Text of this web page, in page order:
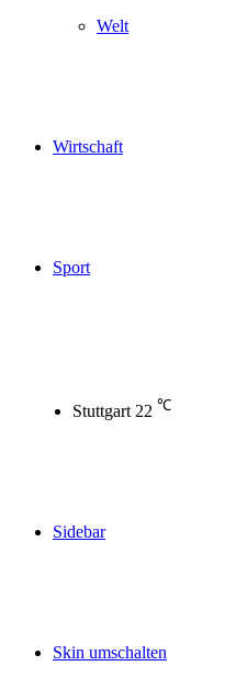
Welt
Wirtschaft
Sport
Stuttgart 22 ℃
Sidebar
Skin umschalten